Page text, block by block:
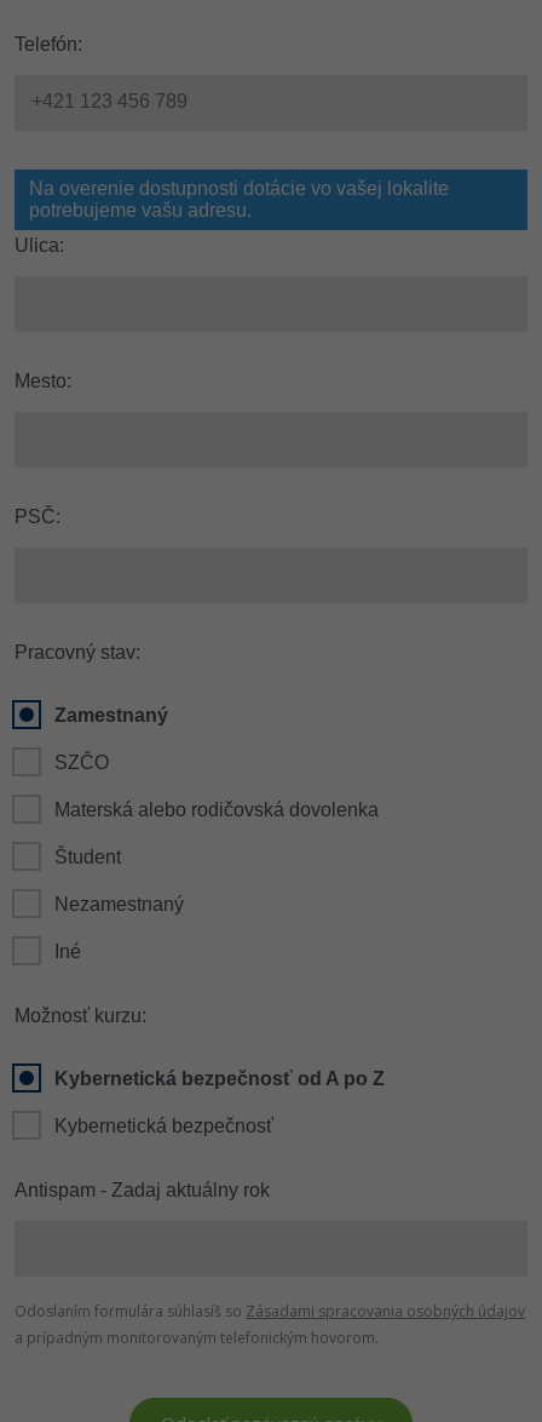
Telefón:
Na overenie dostupnosti dotácie vo vašej lokalite
potrebujeme vašu adresu.
Ulica:
Mesto:
PSČ:
Pracovný stav:
Zamestnaný
SZČO
Materská alebo rodičovská dovolenka
Študent
Nezamestnaný
Iné
Možnosť kurzu:
Kybernetická bezpečnosť od A po Z
Kybernetická bezpečnosť
Antispam - Zadaj aktuálny rok
Odoslaním formulára súhlasíš so Zásadami spracovania osobných údajov
a prípadným monitorovaným telefonickým hovorom.